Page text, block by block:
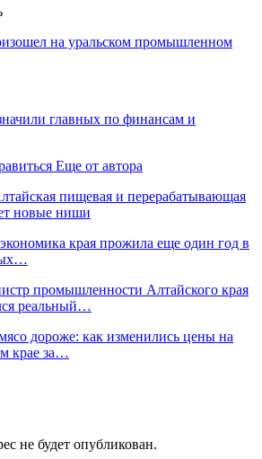
на уральском промышленном
главных по финансам и
Еще от автора
пищевая и перерабатывающая
новые ниши
края прожила еще один год в
промышленности Алтайского края
реальный…
дороже: как изменились цены на
крае за…
не будет опубликован.